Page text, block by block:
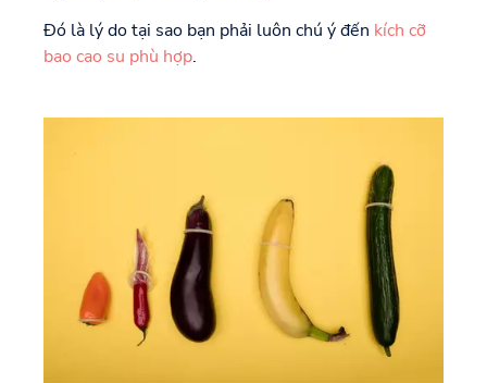
Đó là lý do tại sao bạn phải luôn chú ý đến kích cỡ
bao cao su phù hợp.